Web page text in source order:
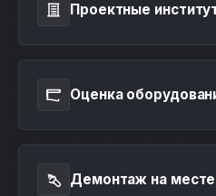
Проектные
Оценка
Демонтаж на месте